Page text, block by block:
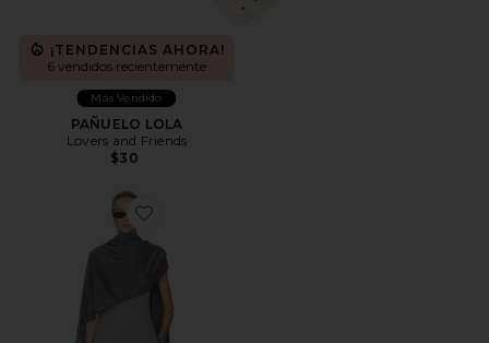
¡TENDENCIAS AHORA!
6 vendidos recientemente
Más Vendido
PAÑUELO LOLA
Lovers and Friends
$30
Favorite CHAL KERSTIN